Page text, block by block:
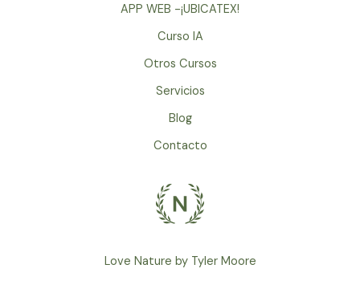
APP WEB -¡UBICATEX!
Curso IA
Otros Cursos
Servicios
Blog
Contacto
Love Nature by Tyler Moore